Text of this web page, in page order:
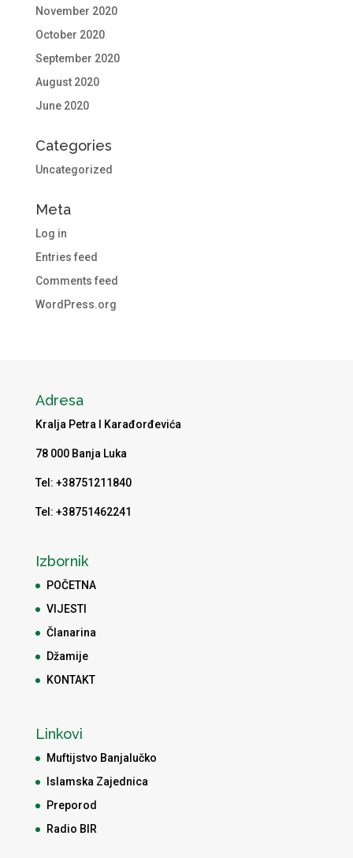
November 2020
October 2020
September 2020
August 2020
June 2020
Categories
Uncategorized
Meta
Log in
Entries feed
Comments feed
WordPress.org
Adresa
Kralja Petra I Karađorđevića
78 000 Banja Luka
Tel: +38751211840
Tel: +38751462241
Izbornik
POČETNA
VIJESTI
Članarina
Džamije
KONTAKT
Linkovi
Muftijstvo Banjalučko
Islamska Zajednica
Preporod
Radio BIR